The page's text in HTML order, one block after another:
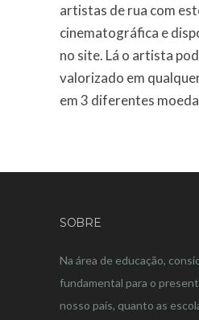
artistas de rua com
cinematográfica e
no site. Lá o artista
valorizado em
em 3 diferentes
SOBRE
Na área de educação,
fundamental para o
nosso país, quanto as